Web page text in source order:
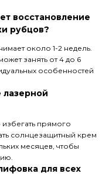
восстановление
рубцов?
около 1-2 недель.
занять от 4 до 6
особенностей
лазерной
прямого
солнцезащитный крем
месяцев, чтобы
для всех